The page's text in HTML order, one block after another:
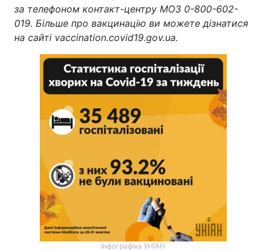
за телефоном контакт-центру МОЗ 0-800-602-
019. Більше про вакцинацію ви можете дізнатися
на сайті vaccination.covid19.gov.ua.
Інфографіка УНІАН